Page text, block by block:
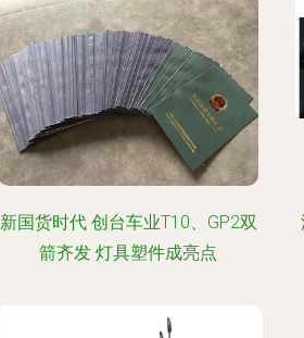
新国货时代 创台车业T10、GP2双
箭齐发 灯具塑件成亮点